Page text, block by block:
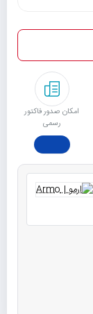
امکان صدور فاکتور
رسمی